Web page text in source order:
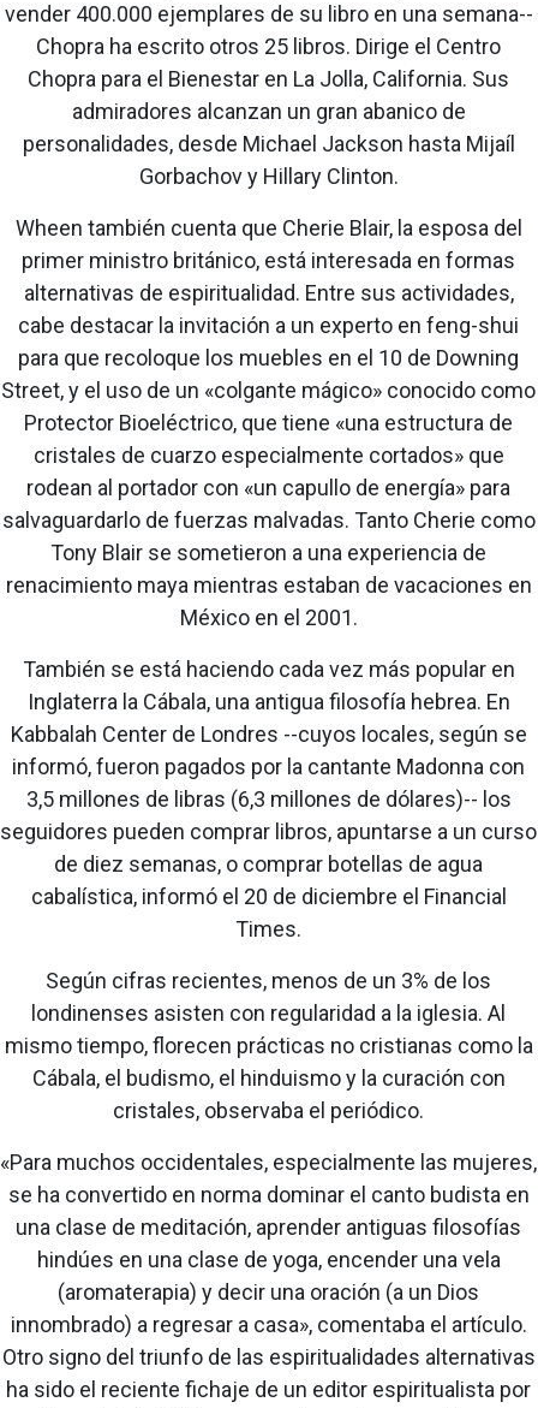
vender 400.000 ejemplares de su libro en una semana--
Chopra ha escrito otros 25 libros. Dirige el Centro
Chopra para el Bienestar en La Jolla, California. Sus
admiradores alcanzan un gran abanico de
personalidades, desde Michael Jackson hasta Mijaíl
Gorbachov y Hillary Clinton.
Wheen también cuenta que Cherie Blair, la esposa del
primer ministro británico, está interesada en formas
alternativas de espiritualidad. Entre sus actividades,
cabe destacar la invitación a un experto en feng-shui
para que recoloque los muebles en el 10 de Downing
Street, y el uso de un «colgante mágico» conocido como
Protector Bioeléctrico, que tiene «una estructura de
cristales de cuarzo especialmente cortados» que
rodean al portador con «un capullo de energía» para
salvaguardarlo de fuerzas malvadas. Tanto Cherie como
Tony Blair se sometieron a una experiencia de
renacimiento maya mientras estaban de vacaciones en
México en el 2001.
También se está haciendo cada vez más popular en
Inglaterra la Cábala, una antigua filosofía hebrea. En
Kabbalah Center de Londres --cuyos locales, según se
informó, fueron pagados por la cantante Madonna con
3,5 millones de libras (6,3 millones de dólares)-- los
seguidores pueden comprar libros, apuntarse a un curso
de diez semanas, o comprar botellas de agua
cabalística, informó el 20 de diciembre el Financial
Times.
Según cifras recientes, menos de un 3% de los
londinenses asisten con regularidad a la iglesia. Al
mismo tiempo, florecen prácticas no cristianas como la
Cábala, el budismo, el hinduismo y la curación con
cristales, observaba el periódico.
«Para muchos occidentales, especialmente las mujeres,
se ha convertido en norma dominar el canto budista en
una clase de meditación, aprender antiguas filosofías
hindúes en una clase de yoga, encender una vela
(aromaterapia) y decir una oración (a un Dios
innombrado) a regresar a casa», comentaba el artículo.
Otro signo del triunfo de las espiritualidades alternativas
ha sido el reciente fichaje de un editor espiritualista por